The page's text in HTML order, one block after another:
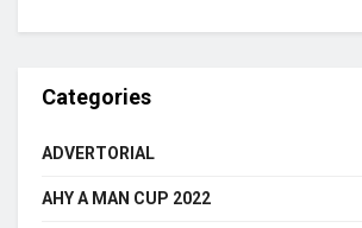
Categories
ADVERTORIAL
AHY A MAN CUP 2022